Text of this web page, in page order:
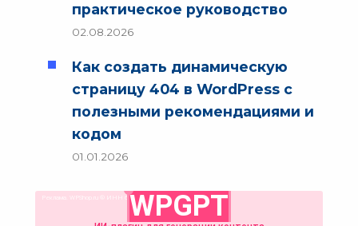
практическое руководство
02.08.2026
Как создать динамическую
страницу 404 в WordPress с
полезными рекомендациями и
кодом
01.01.2026